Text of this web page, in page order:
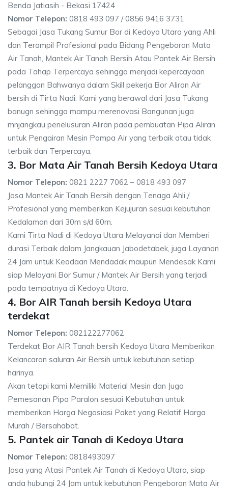
Benda Jatiasih - Bekasi 17424
Nomor Telepon: 0818 493 097 / 0856 9416 3731
Sebagai Jasa Tukang Sumur Bor di Kedoya Utara yang Ahli
dan Terampil Profesional pada Bidang Pengeboran Mata
Air Tanah, Mantek Air Tanah Bersih Atau Pantek Air Bersih
pada Tahap Terpercaya sehingga menjadi kepercayaan
pelanggan Bahwanya dalam Skill pekerja Bor Aliran Air
bersih di Tirta Nadi. Kami yang berawal dari Jasa Tukang
banugn sehingga mampu merenovasi Bangunan juga
mnjangkau penelusuran Aliran pada pembuatan Pipa Aliran
untuk Pengairan Mesin Pompa Air yang terbaik atau tidak
terbaik dan Terpercaya.
3. Bor Mata Air Tanah Bersih Kedoya Utara
Nomor Telepon: 0821 2227 7062 – 0818 493 097
Jasa Mantek Air Tanah Bersih dengan Tenaga Ahli /
Profesional yang memberikan Kejujuran sesuai kebutuhan
Kedalaman dari 30m s/d 60m.
Kami Tirta Nadi di Kedoya Utara Melayanai dan Memberi
durasi Terbaik dalam Jangkauan Jabodetabek, juga Layanan
24 Jam untuk Keadaan Mendadak maupun Mendesak Kami
siap Melayani Bor Sumur / Mantek Air Bersih yang terjadi
pada tempatnya di Kedoya Utara.
4. Bor AIR Tanah bersih Kedoya Utara
terdekat
Nomor Telepon: 082122277062
Terdekat Bor AIR Tanah bersih Kedoya Utara Memberikan
Kelancaran saluran Air Bersih untuk kebutuhan setiap
harinya.
Akan tetapi kami Memiliki Material Mesin dan Juga
Pemesanan Pipa Paralon sesuai Kebutuhan untuk
memberikan Harga Negosiasi Paket yang Relatif Harga
Murah / Bersahabat.
5. Pantek air Tanah di Kedoya Utara
Nomor Telepon: 0818493097
Jasa yang Atasi Pantek Air Tanah di Kedoya Utara, siap
anda hubungi 24 Jam untuk kebutuhan Pengeboran Mata Air